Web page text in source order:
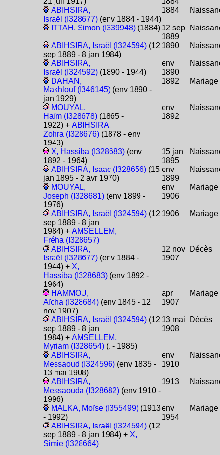
ABIHSIRA,
Israël (I328677) (env 1884 - 1944)
1884
ITTAH, Simon (I339948) (1884) 12 sep
1889
ABIHSIRA, Israël (I324594) (12
sep 1889 - 8 jan 1984)
1890
ABIHSIRA,
Israël (I324592) (1890 - 1944)
env
1890
DAHAN,
Makhlouf (I346145) (env 1890 -
jan 1929)
1892 Mariage
MOUYAL,
Haïm (I328678) (1865 -
1922) +ABIHSIRA,
Zohra (I328676) (1878 - env
1943)
env
1892
X, Hassiba (I328683) (env
1892 - 1964)
15 jan
1895
ABIHSIRA, Isaac (I328656) (15
jan 1895 - 2 avr 1970)
env
1899
MOUYAL,
Joseph (I328681) (env 1899 -
1976)
env
1906
Mariage
ABIHSIRA, Israël (I324594) (12
sep 1889 - 8 jan
1984) +AMSELLEM,
Fréha (I328657)
1906 Mariage
ABIHSIRA,
Israël (I328677) (env 1884 -
1944) + X,
Hassiba (I328683) (env 1892 -
1964)
12 nov
1907
Décès
HAMMOU,
Aïcha (I328684) (env 1845 - 12
nov 1907)
apr
1907
Mariage
ABIHSIRA, Israël (I324594) (12
sep 1889 - 8 jan
1984) +AMSELLEM,
Myriam (I328654) (. - 1985)
13 mai
1908
Décès
ABIHSIRA,
Messaoud (I324596) (env 1835 -
13 mai 1908)
env
1910
ABIHSIRA,
Messaouda (I328682) (env 1910 -
1996)
1913
MALKA, Moïse (I355499) (1913
- 1992)
env
1954
Mariage
ABIHSIRA, Israël (I324594) (12
sep 1889 - 8 jan 1984) + X,
Simie (I328664)